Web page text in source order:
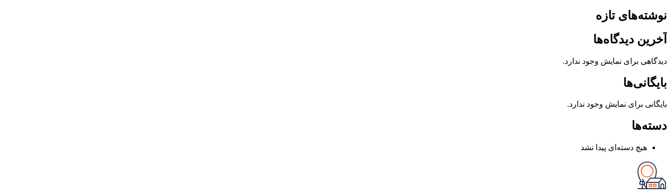
نوشته‌های تازه
آخرین دیدگاه‌ها
دیدگاهی برای نمایش وجود ندارد.
بایگانی‌ها
بایگانی برای نمایش وجود ندارد.
دسته‌ها
هیچ دسته‌ای پیدا نشد